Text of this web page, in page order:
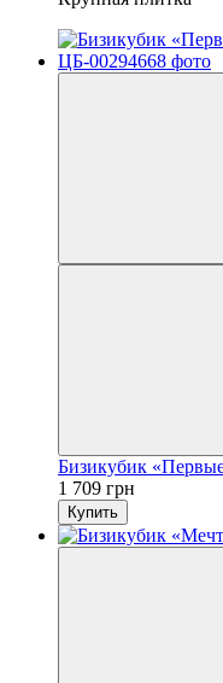
Бизикубик
1 709 грн
Купить